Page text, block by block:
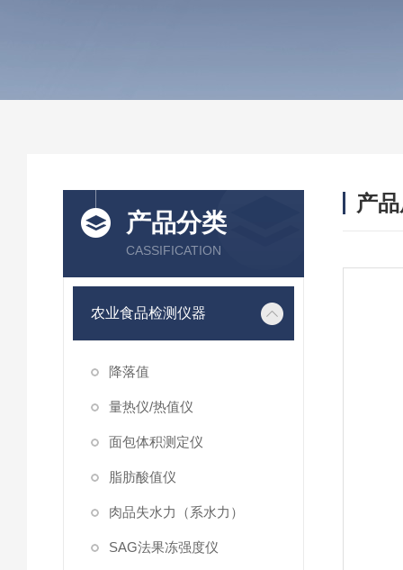
产品分类
CASSIFICATION
农业食品检测仪器
降落值
量热仪/热值仪
面包体积测定仪
脂肪酸值仪
肉品失水力（系水力）
SAG法果冻强度仪
产